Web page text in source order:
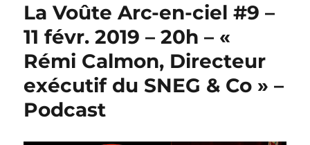
La Voûte Arc-en-ciel #9 –
11 févr. 2019 – 20h – «
Rémi Calmon, Directeur
exécutif du SNEG & Co » –
Podcast